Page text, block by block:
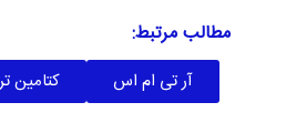
مطالب مرتبط:
آر تی ام اس کتامین